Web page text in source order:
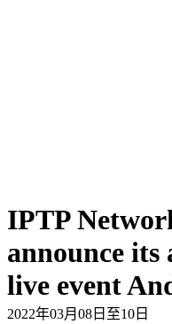
IPTP
announce its
live event
2022年03月08日至10日